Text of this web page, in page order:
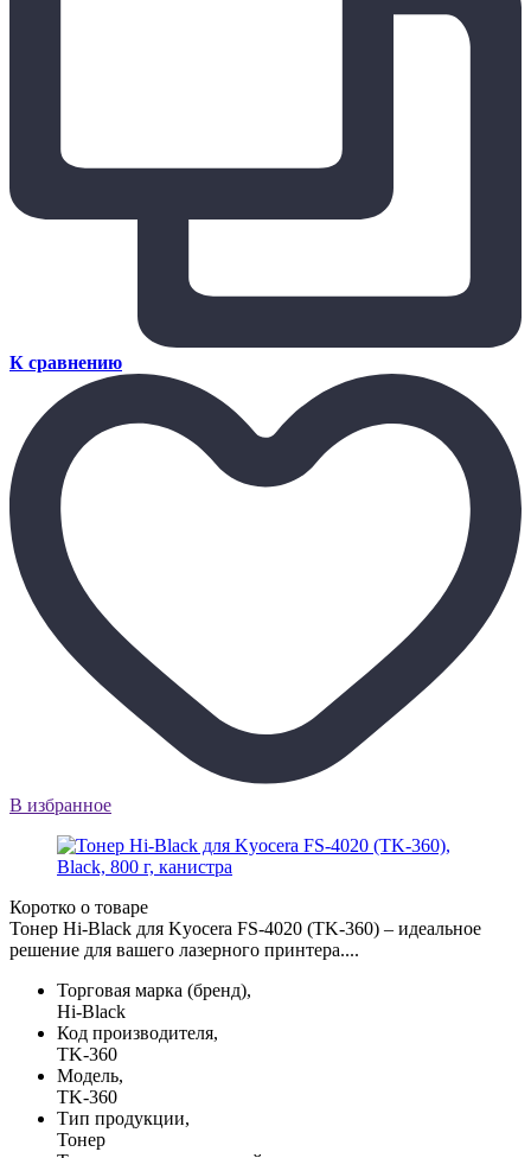
К сравнению
В избранное
Коротко о товаре
Тонер Hi-Black для Kyocera FS-4020 (TK-360) – идеальное
решение для вашего лазерного принтера....
Торговая марка (бренд),
Hi-Black
Код производителя,
TK-360
Модель,
TK-360
Тип продукции,
Тонер